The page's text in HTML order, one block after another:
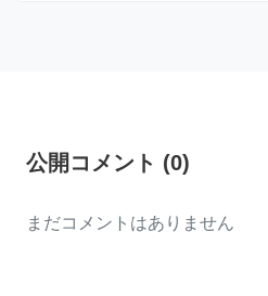
公開コメント (0)
まだコメントはありません